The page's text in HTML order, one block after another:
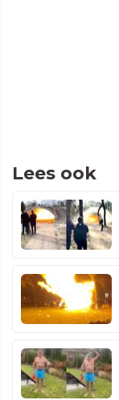
Lees ook